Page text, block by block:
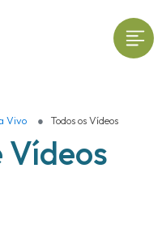
Vivo Todos os Vídeos
Vídeos